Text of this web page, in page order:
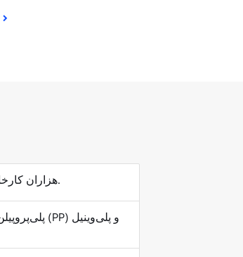
هزاران کارخانه که از قالب‌گیری دمشی برای تولید قطعات توخالی از حجم پایین تا بالا پشتیبانی می‌کنند.